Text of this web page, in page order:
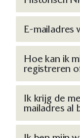
E-mailadres
Hoe kan ik
registreren
Ik krijg de
mailadres al